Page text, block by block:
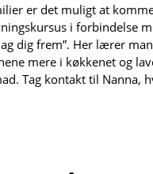
er det muligt at
i forbindelse
dig frem”. Her lærer
mere i køkkenet og
Tag kontakt til Nanna,